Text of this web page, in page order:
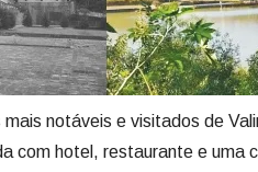
notáveis e visitados de
com hotel, restaurante e uma